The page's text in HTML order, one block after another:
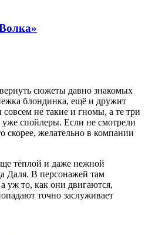
сюжеты давно знакомых
блондинка, ещё и дружит
не такие и гномы, а те три
спойлеры. Если не смотрели
скорее, желательно в компании
тёплой и даже нежной
Даля. В персонажей там
уж то, как они двигаются,
точно заслуживает